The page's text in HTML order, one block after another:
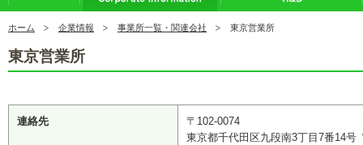
ホーム 企業情報 事業所一覧・関連会社 東京営業所
東京営業所
連絡先
〒102-0074
東京都千代田区九段南3丁目7番14号